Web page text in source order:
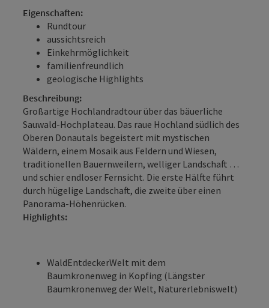
Eigenschaften:
Rundtour
aussichtsreich
Einkehrmöglichkeit
familienfreundlich
geologische Highlights
Beschreibung:
Großartige Hochlandradtour über das bäuerliche
Sauwald-Hochplateau. Das raue Hochland südlich des
Oberen Donautals begeistert mit mystischen
Wäldern, einem Mosaik aus Feldern und Wiesen,
traditionellen Bauernweilern, welliger Landschaft …
und schier endloser Fernsicht. Die erste Hälfte führt
durch hügelige Landschaft, die zweite über einen
Panorama-Höhenrücken.
Highlights:
WaldEntdeckerWelt mit dem
Baumkronenweg in Kopfing (­Längster
Baumkronenweg der Welt, Natur­erlebniswelt)